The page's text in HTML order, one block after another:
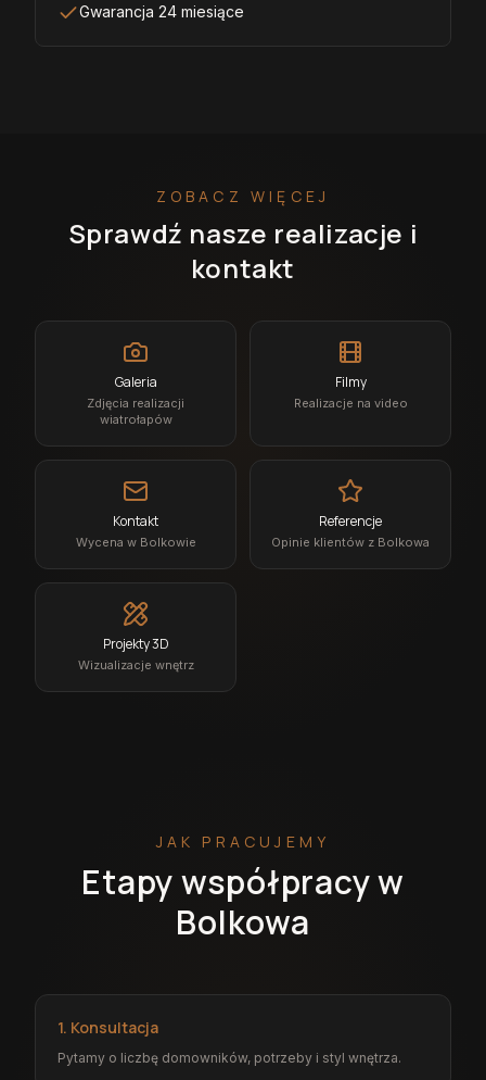
Gwarancja 24 miesiące
ZOBACZ WIĘCEJ
Sprawdź nasze realizacje i
kontakt
Galeria
Zdjęcia realizacji
wiatrołapów
Filmy
Realizacje na video
Kontakt
Wycena w Bolkowie
Referencje
Opinie klientów z Bolkowa
Projekty 3D
Wizualizacje wnętrz
JAK PRACUJEMY
Etapy współpracy w
Bolkowa
1. Konsultacja
Pytamy o liczbę domowników, potrzeby i styl wnętrza.